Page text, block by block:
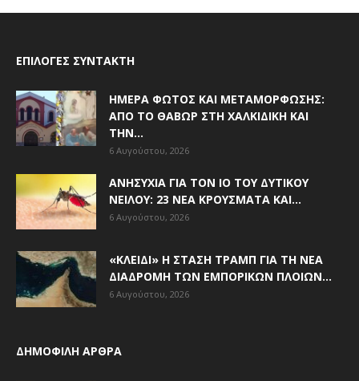
ΕΠΙΛΟΓΈΣ ΣΥΝΤΆΚΤΗ
ΗΜΈΡΑ ΦΩΤΌΣ ΚΑΙ ΜΕΤΑΜΌΡΦΩΣΗΣ:
ΑΠΌ ΤΟ ΘΑΒΏΡ ΣΤΗ ΧΑΛΚΙΔΙΚΉ ΚΑΙ
ΤΗΝ...
6 Αυγούστου, 2026
ΑΝΗΣΥΧΊΑ ΓΙΑ ΤΟΝ ΙΌ ΤΟΥ ΔΥΤΙΚΟΎ
ΝΕΊΛΟΥ: 23 ΝΈΑ ΚΡΟΎΣΜΑΤΑ ΚΑΙ...
6 Αυγούστου, 2026
«ΚΛΕΙΔΊ» Η ΣΤΆΣΗ ΤΡΑΜΠ ΓΙΑ ΤΗ ΝΈΑ
ΔΙΑΔΡΟΜΉ ΤΩΝ ΕΜΠΟΡΙΚΏΝ ΠΛΟΊΩΝ...
6 Αυγούστου, 2026
ΔΗΜΟΦΙΛΗ ΑΡΘΡΑ